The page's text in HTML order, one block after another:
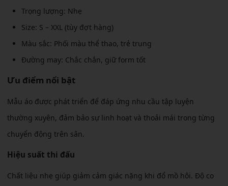
Trọng lượng: Nhẹ
Size: S – XXL (tùy đợt hàng)
Màu sắc: Phối màu thể thao, trẻ trung
Đường may: Chắc chắn, giữ form tốt
Ưu điểm nổi bật
Mẫu áo được phát triển để đáp ứng nhu cầu tập luyện
thường xuyên, đảm bảo sự linh hoạt và thoải mái trong từng
chuyển động trên sân.
Hiệu suất thi đấu
Chất liệu nhẹ giúp giảm cảm giác nặng khi đổ mồ hôi. Độ co